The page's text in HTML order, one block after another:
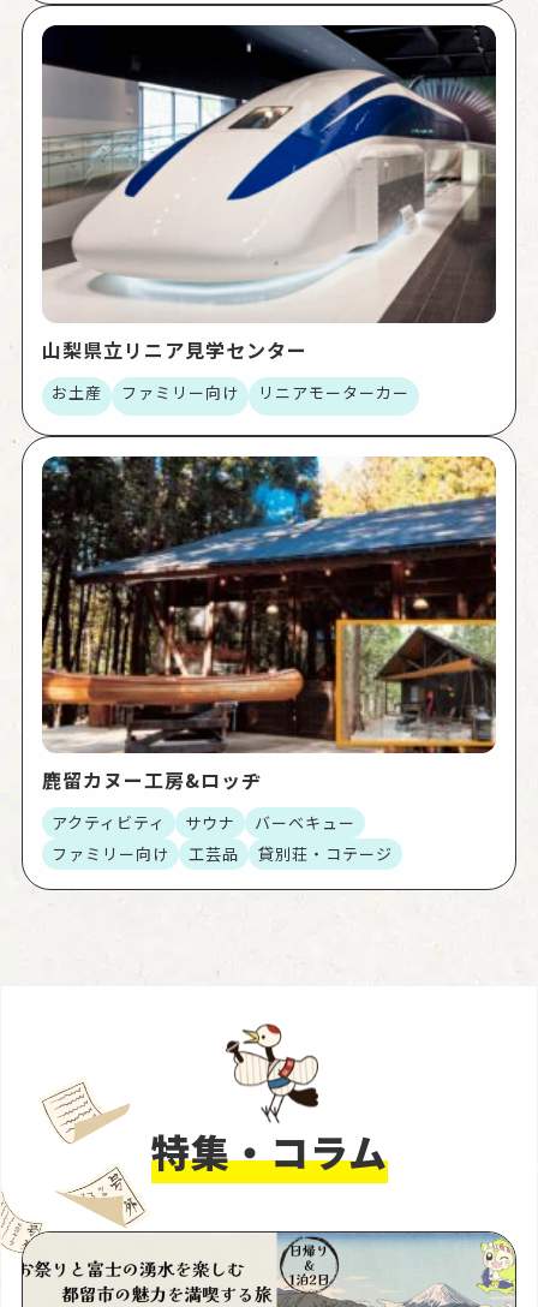
山梨県立リニア見学センター
お土産 ファミリー向け リニアモーターカー
鹿留カヌー工房&ロッヂ
アクティビティ サウナ
バーベキュー
ファミリー向け
工芸品 貸別荘・コテージ
特集・コラム